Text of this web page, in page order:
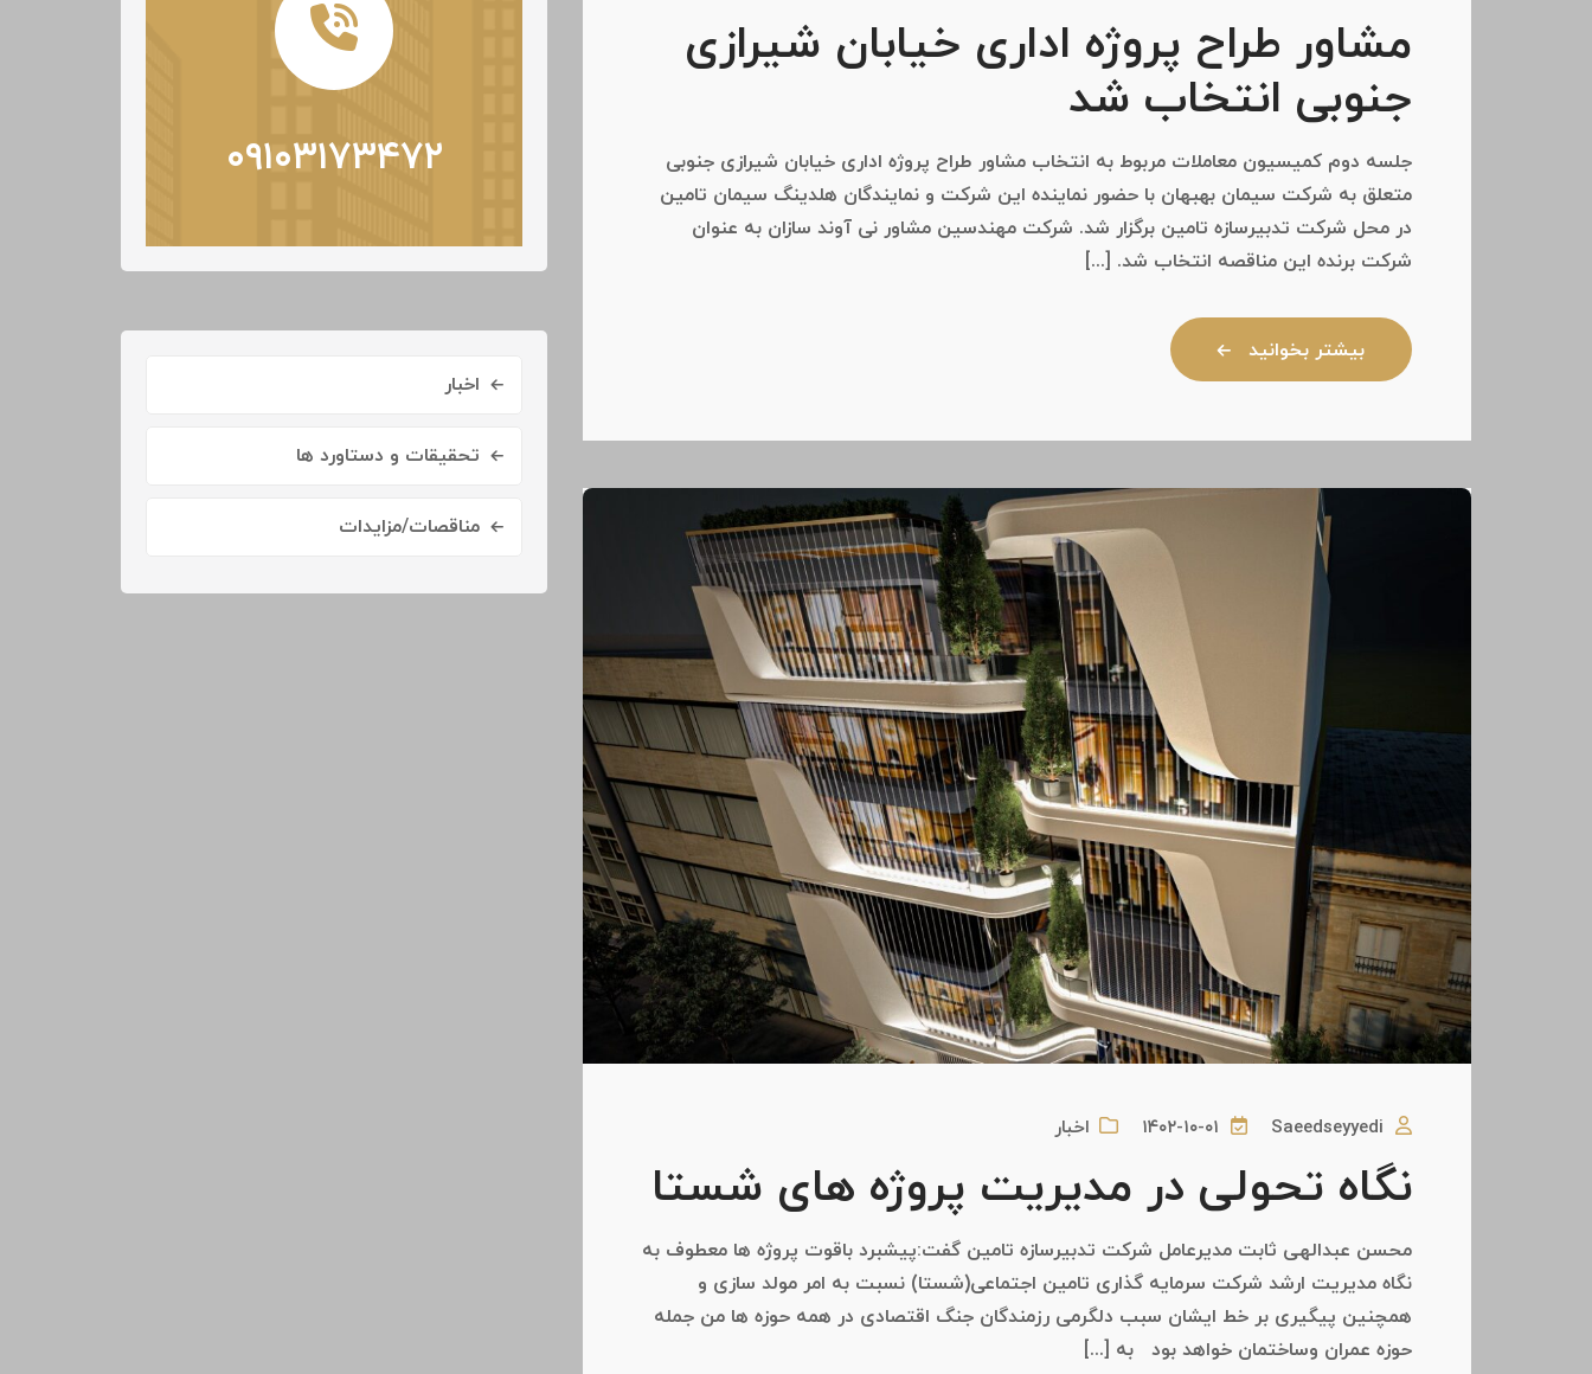
مشاور طراح پروژه اداری خیابان شیرازی
جنوبی انتخاب شد
جلسه دوم کمیسیون معاملات مربوط به انتخاب مشاور طراح پروژه اداری خیابان شیرازی جنوبی
متعلق به شرکت سیمان بهبهان با حضور نماینده این شرکت و نمایندگان هلدینگ سیمان تامین
در محل شرکت تدبیرسازه تامین برگزار شد. شرکت مهندسین مشاور نی آوند سازان به عنوان
شرکت برنده این مناقصه انتخاب شد. [...]
بیشتر بخوانید
Saeedseyyedi ۱۴۰۲-۱۰-۰۱ اخبار
نگاه تحولی در مدیریت پروژه های شستا
محسن عبدالهی ثابت مدیرعامل شرکت تدبیرسازه تامین گفت:پیشبرد باقوت پروژه ها معطوف به
نگاه مدیریت ارشد شرکت سرمایه گذاری تامین اجتماعی(شستا) نسبت به امر مولد سازی و
همچنین پیگیری بر خط ایشان سبب دلگرمی رزمندگان جنگ اقتصادی در همه حوزه ها من جمله
حوزه عمران وساختمان خواهد بود به [...]
۰۹۱۰۳۱۷۳۴۷۲
اخبار
تحقیقات و دستاورد ها
مناقصات/مزایدات